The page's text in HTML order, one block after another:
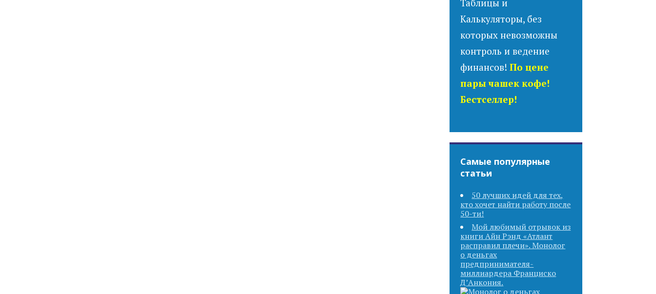
Таблицы и
Калькуляторы, без
которых невозможны
контроль и ведение
финансов!По цене
пары чашек кофе!
Бестселлер!
Самые популярные
статьи
50 лучших идей для тех,
кто хочет найти работу после
50-ти!
Мой любимый отрывок из
книги Айн Рэнд «Атлант
расправил плечи». Монолог
о деньгах
предпринимателя-
миллиардера Франциско
Д’Анкония.